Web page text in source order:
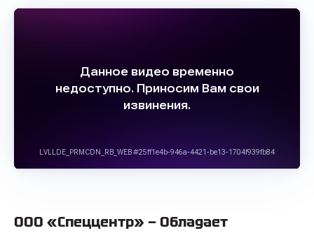
ООО «Спеццентр» — Обладает